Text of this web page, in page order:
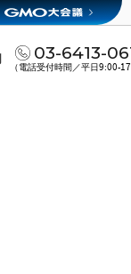
03-6413-
（電話受付時間／平日9:00-